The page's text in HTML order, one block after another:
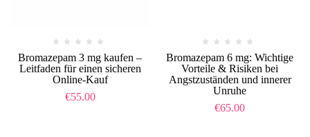
Bromazepam 3 mg kaufen –
Leitfaden für einen sicheren
Online-Kauf
€55.00
Bromazepam 6 mg: Wichtige
Vorteile & Risiken bei
Angstzuständen und innerer
Unruhe
€65.00